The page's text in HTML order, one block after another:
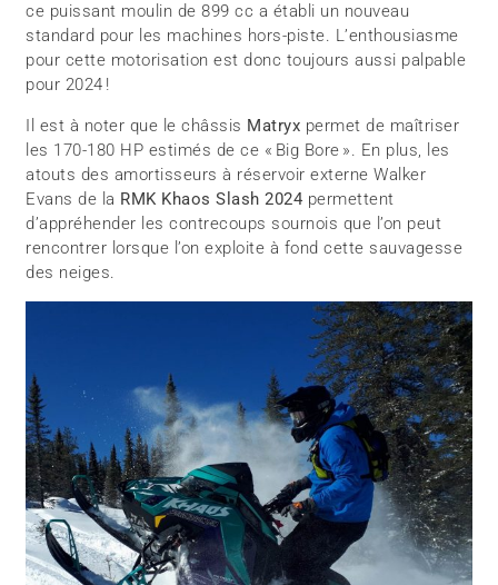
ce puissant moulin de 899 cc a établi un nouveau
standard pour les machines hors-piste. L’enthousiasme
pour cette motorisation est donc toujours aussi palpable
pour 2024 !
Il est à noter que le châssis Matryx permet de maîtriser
les 170-180 HP estimés de ce « Big Bore ». En plus, les
atouts des amortisseurs à réservoir externe Walker
Evans de la RMK Khaos Slash 2024 permettent
d’appréhender les contrecoups sournois que l’on peut
rencontrer lorsque l’on exploite à fond cette sauvagesse
des neiges.